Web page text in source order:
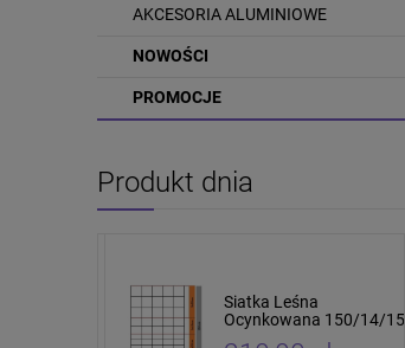
AKCESORIA ALUMINIOWE
NOWOŚCI
PROMOCJE
Produkt dnia
Siatka Leśna
Ocynkowana 150/14/15